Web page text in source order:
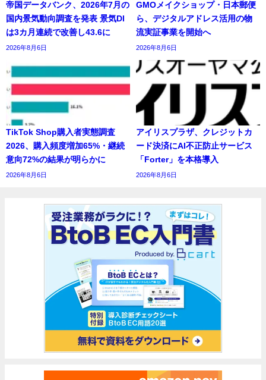
帝国データバンク、2026年7月の
国内景気動向調査を発表 景気DI
は3カ月連続で改善し43.6に
2026年8月6日
GMOメイクショップ・日本郵便
ら、デジタルアドレス活用の物
流実証事業を開始へ
2026年8月6日
TikTok Shop購入者実態調査
2026、購入頻度増加65%・継続
意向72%の結果が明らかに
2026年8月6日
アイリスプラザ、クレジットカ
ード決済にAI不正防止サービス
「Forter」を本格導入
2026年8月6日